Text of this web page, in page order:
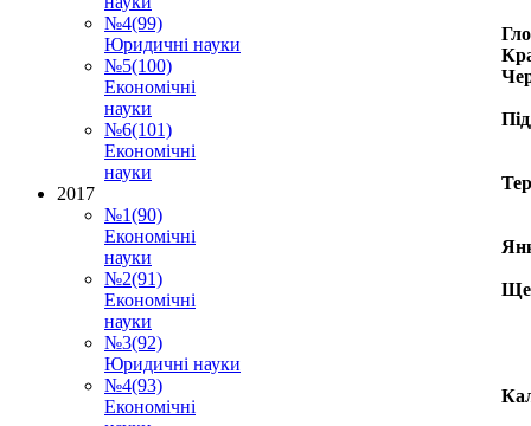
№4(99)
Юридичні науки
№5(100)
Економічні
науки
№6(101)
Економічні
науки
2017
№1(90)
Економічні
науки
№2(91)
Економічні
науки
№3(92)
Юридичні науки
№4(93)
Економічні